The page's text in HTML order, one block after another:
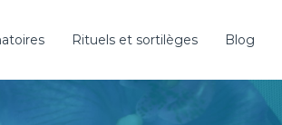
Rituels et sortilèges Blog